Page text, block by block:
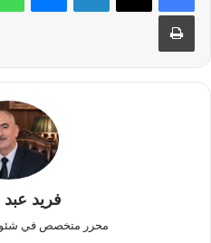
طباعة
فريد عبد
محرر متخصص في شئون